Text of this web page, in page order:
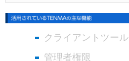
クライアントツール
管理者権限